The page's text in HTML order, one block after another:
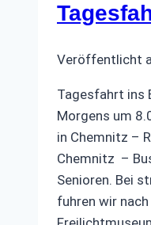
Veröffentlicht
Tagesfahrt ins
Morgens um
in Chemnitz –
Chemnitz –
Senioren. Bei
fuhren wir